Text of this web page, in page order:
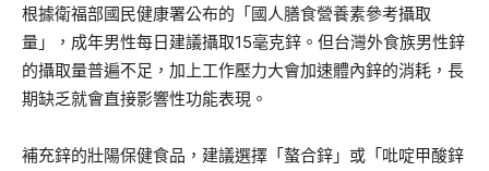
根據衛福部國民健康署公布的「國人膳食營養素參考攝取
量」，成年男性每日建議攝取15毫克鋅。但台灣外食族男性鋅
的攝取量普遍不足，加上工作壓力大會加速體內鋅的消耗，長
期缺乏就會直接影響性功能表現。
補充鋅的壯陽保健食品，建議選擇「螯合鋅」或「吡啶甲酸鋅